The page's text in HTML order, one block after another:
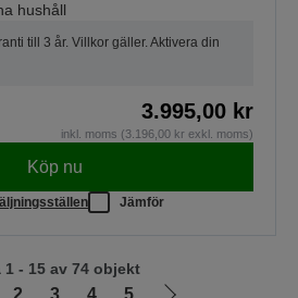
hushåll
till 3 år. Villkor gäller. Aktivera din
3.995,00 kr
inkl. moms (3.196,00 kr exkl. moms)
Köp nu
Jämför
2 3 4 5
1 - 15 av 74 objekt